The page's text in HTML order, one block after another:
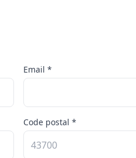
Email *
Code postal *